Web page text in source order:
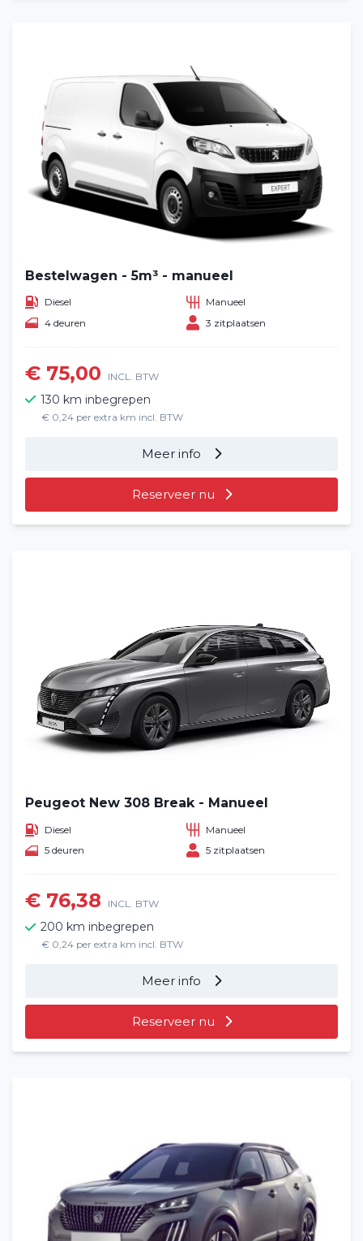
Bestelwagen - 5m³ - manueel
Diesel
Manueel
4 deuren
3 zitplaatsen
€ 75,00 INCL. BTW
130 km inbegrepen
€ 0,24 per extra km incl. BTW
Meer info
Reserveer nu
Peugeot New 308 Break - Manueel
Diesel
Manueel
5 deuren
5 zitplaatsen
€ 76,38 INCL. BTW
200 km inbegrepen
€ 0,24 per extra km incl. BTW
Meer info
Reserveer nu